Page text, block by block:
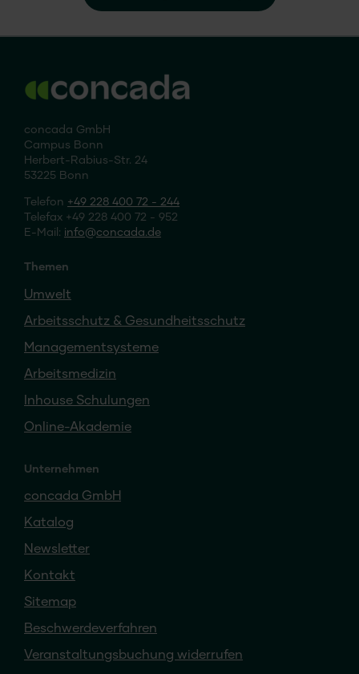
concada GmbH
Campus Bonn
Herbert-Rabius-Str. 24
53225 Bonn
Telefon +49 228 400 72 - 244
Telefax +49 228 400 72 - 952
E-Mail: info concada.de
Themen
Umwelt
Arbeitsschutz & Gesundheitsschutz
Managementsysteme
Arbeitsmedizin
Inhouse Schulungen
Online-Akademie
Unternehmen
concada GmbH
Katalog
Newsletter
Kontakt
Sitemap
Beschwerdeverfahren
Veranstaltungsbuchung widerrufen